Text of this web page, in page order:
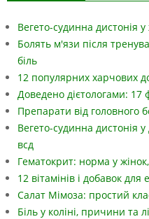
Вегето-судинна дистонія
Болять м'язи після
біль
12 популярних харчових
Доведено дієтологами: 17
Препарати від головного
Вегето-судинна дистонія
всд
Гематокрит: норма у
12 вітамінів і добавок
Салат Мімоза: простий
Біль у коліні, причини та